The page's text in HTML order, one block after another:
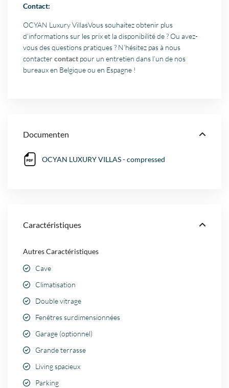
Contact:
OCYAN Luxury VillasVous souhaitez obtenir plus
d’informations sur les prix et la disponibilité de ? Ou avez-
vous des questions pratiques ? N’hésitez pas à nous
contactercontact pour un entretien dans l’un de nos
bureaux en Belgique ou en Espagne !
Documenten
OCYAN LUXURY VILLAS - compressed
Caractéristiques
Autres Caractéristiques
Cave
Climatisation
Double vitrage
Fenêtres surdimensionnées
Garage (optionnel)
Grande terrasse
Living spacieux
Parking